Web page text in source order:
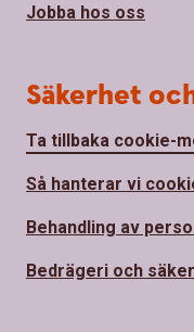
Jobba hos oss
Säkerhet
Ta tillbaka cookie-
Så hanterar vi
Behandling av
Bedrägeri och